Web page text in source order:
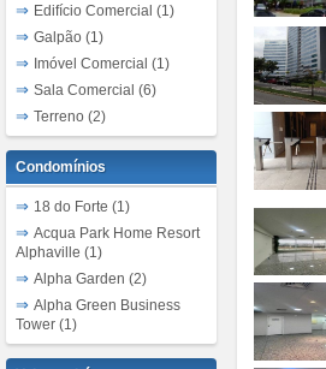
Edifício Comercial (1)
Galpão (1)
Imóvel Comercial (1)
Sala Comercial (6)
Terreno (2)
Condomínios
18 do Forte (1)
Acqua Park Home Resort
Alphaville (1)
Alpha Garden (2)
Alpha Green Business
Tower (1)